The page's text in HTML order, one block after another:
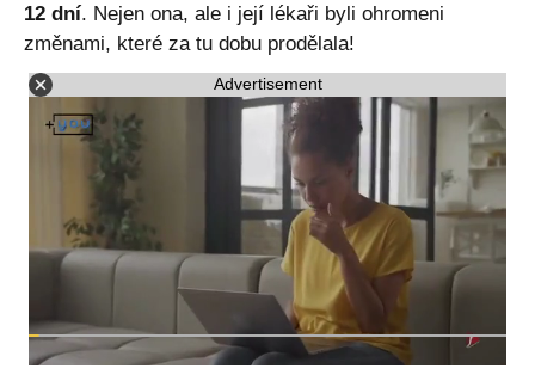
12 dní. Nejen ona, ale i její lékaři byli ohromeni
změnami, které za tu dobu prodělala!
Advertisement